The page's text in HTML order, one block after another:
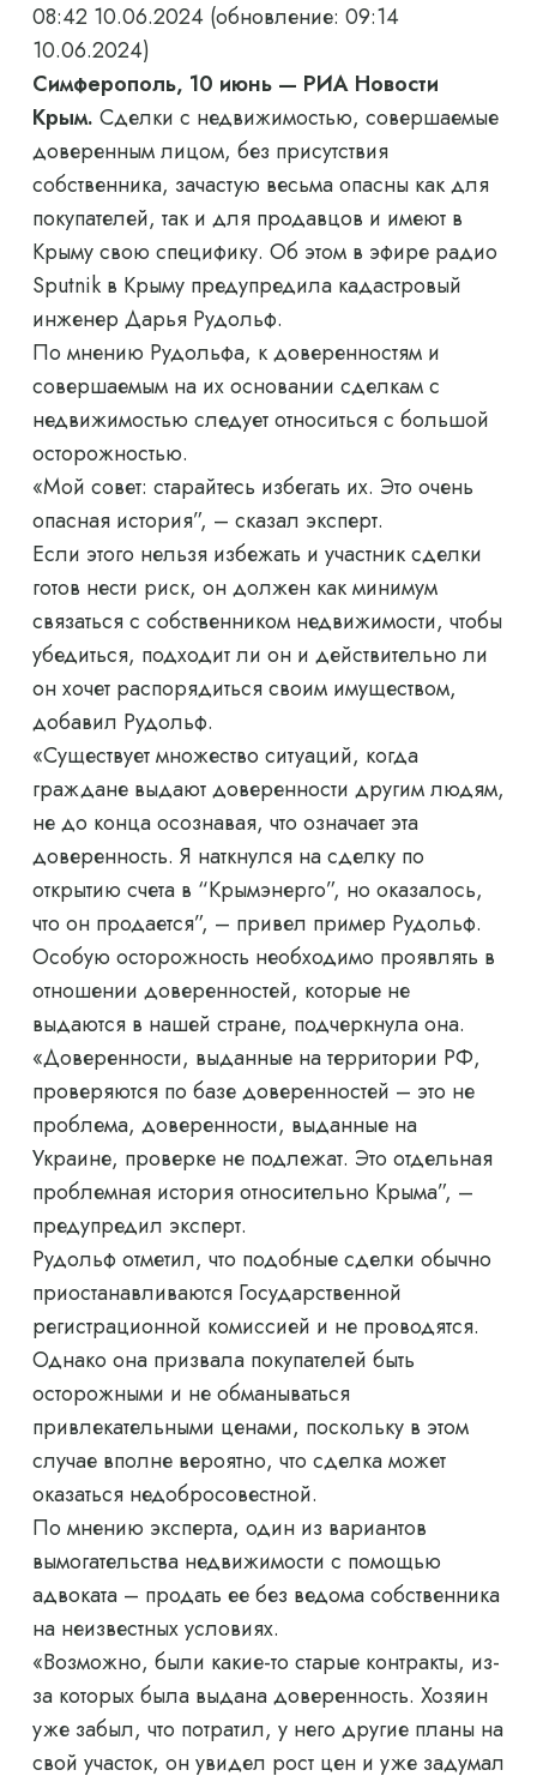
08:42 10.06.2024 (обновление: 09:14
10.06.2024)
Симферополь, 10 июнь — РИА Новости
Крым. Сделки с недвижимостью, совершаемые
доверенным лицом, без присутствия
собственника, зачастую весьма опасны как для
покупателей, так и для продавцов и имеют в
Крыму свою специфику. Об этом в эфире радио
Sputnik в Крыму предупредила кадастровый
инженер Дарья Рудольф.
По мнению Рудольфа, к доверенностям и
совершаемым на их основании сделкам с
недвижимостью следует относиться с большой
осторожностью.
«Мой совет: старайтесь избегать их. Это очень
опасная история”, – сказал эксперт.
Если этого нельзя избежать и участник сделки
готов нести риск, он должен как минимум
связаться с собственником недвижимости, чтобы
убедиться, подходит ли он и действительно ли
он хочет распорядиться своим имуществом,
добавил Рудольф.
«Существует множество ситуаций, когда
граждане выдают доверенности другим людям,
не до конца осознавая, что означает эта
доверенность. Я наткнулся на сделку по
открытию счета в “Крымэнерго”, но оказалось,
что он продается”, – привел пример Рудольф.
Особую осторожность необходимо проявлять в
отношении доверенностей, которые не
выдаются в нашей стране, подчеркнула она.
«Доверенности, выданные на территории РФ,
проверяются по базе доверенностей – это не
проблема, доверенности, выданные на
Украине, проверке не подлежат. Это отдельная
проблемная история относительно Крыма”, –
предупредил эксперт.
Рудольф отметил, что подобные сделки обычно
приостанавливаются Государственной
регистрационной комиссией и не проводятся.
Однако она призвала покупателей быть
осторожными и не обманываться
привлекательными ценами, поскольку в этом
случае вполне вероятно, что сделка может
оказаться недобросовестной.
По мнению эксперта, один из вариантов
вымогательства недвижимости с помощью
адвоката – продать ее без ведома собственника
на неизвестных условиях.
«Возможно, были какие-то старые контракты, из-
за которых была выдана доверенность. Хозяин
уже забыл, что потратил, у него другие планы на
свой участок, он увидел рост цен и уже задумал